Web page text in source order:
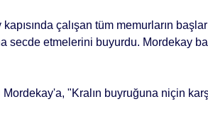
ça­lışan tüm memurların
sec­de etmelerini buyurdu. Mordekay
Mordekay'a, "Kralın buyruğuna niçin